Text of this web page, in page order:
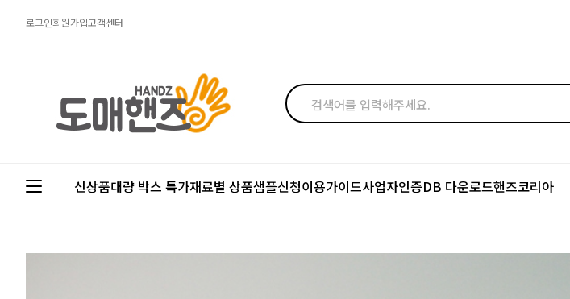
로그인회원가입고객센터
신상품대량 박스 특가재료별 상품샘플신청이용가이드사업자인증DB 다운로드핸즈코리아